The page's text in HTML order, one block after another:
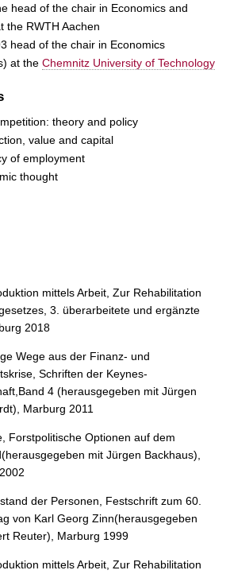
head of the chair in Economics and
the RWTH Aachen
head of the chair in Economics
at the Chemnitz University of Technology
theory and policy
value and capital
of employment
thought
mittels Arbeit, Zur Rehabilitation
3. überarbeitete und ergänzte
2018
Wege aus der Finanz- und
Schriften der Keynes-
4 (herausgegeben mit Jürgen
Marburg 2011
Forstpolitische Optionen auf dem
mit Jürgen Backhaus),
der Personen, Festschrift zum 60.
von Karl Georg Zinn(herausgegeben
Reuter), Marburg 1999
mittels Arbeit, Zur Rehabilitation